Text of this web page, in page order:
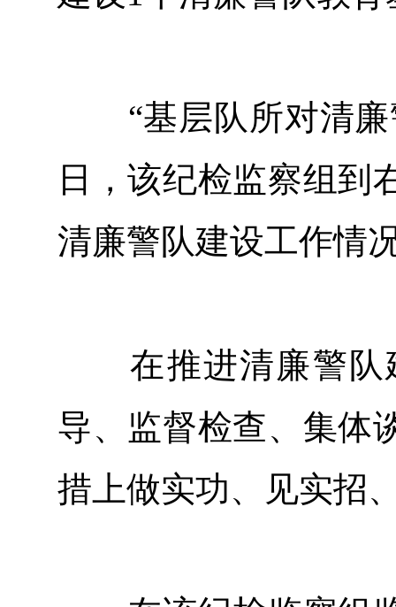
“基层队所对清廉
日，该纪检监察组到
清廉警队建设工作情
在推进清廉警队
导、监督检查、集体
措上做实功、见实招